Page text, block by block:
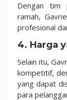
Dengan tim
ramah,
profesional
4. Harga
Selain itu,
kompetitif,
yang dapat
para